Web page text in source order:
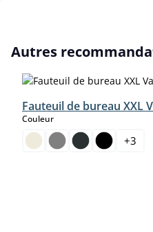
Ignorer la galerie de produits
Autres
Fauteuil de bureau XXL
Couleurselect
+3